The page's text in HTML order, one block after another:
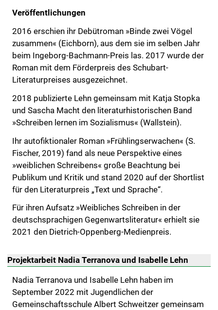
Veröffentlichungen
2016 erschien ihr Debütroman »Binde zwei Vögel
zusammen« (Eichborn), aus dem sie im selben Jahr
beim Ingeborg-Bachmann-Preis las. 2017 wurde der
Roman mit dem Förderpreis des Schubart-
Literaturpreises ausgezeichnet.
2018 publizierte Lehn gemeinsam mit Katja Stopka
und Sascha Macht den literaturhistorischen Band
»Schreiben lernen im Sozialismus« (Wallstein).
Ihr autofiktionaler Roman »Frühlingserwachen« (S.
Fischer, 2019) fand als neue Perspektive eines
»weiblichen Schreibens« große Beachtung bei
Publikum und Kritik und stand 2020 auf der Shortlist
für den Literaturpreis „Text und Sprache“.
Für ihren Aufsatz »Weibliches Schreiben in der
deutschsprachigen Gegenwartsliteratur« erhielt sie
2021 den Dietrich-Oppenberg-Medienpreis.
Projektarbeit Nadia Terranova und Isabelle Lehn
Nadia Terranova und Isabelle Lehn haben im
September 2022 mit Jugendlichen der
Gemeinschaftsschule Albert Schweitzer gemeinsam